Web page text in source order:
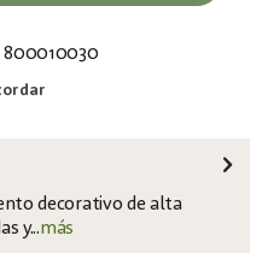
800010030
decorativo de alta
y...más